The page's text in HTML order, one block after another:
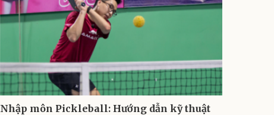
Nhập môn Pickleball: Hướng dẫn kỹ thuật